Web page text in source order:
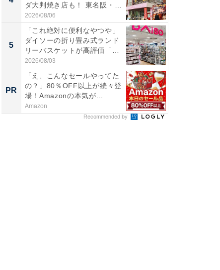
ダ大判焼き店も！ 東名阪・
伊...
2026/08/06
5
「これ絶対に便利なやつや」
ダイソーの折り畳み式ランド
リーバスケットが高評価「使
わ...
2026/08/03
PR
「え、こんなセールやってた
の？」80％OFF以上が続々登
場！Amazonの本気が...
Amazon
Recommended by